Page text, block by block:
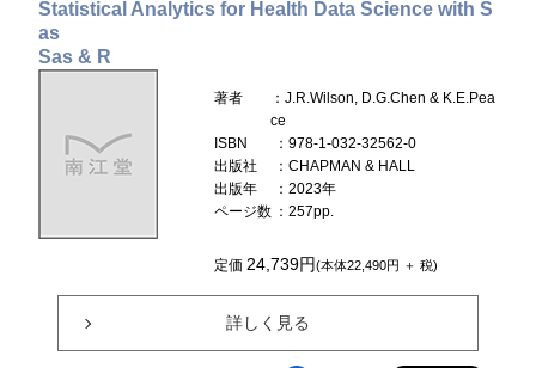
Statistical Analytics for Health Data Science with S
as
Sas & R
著者
：J.R.Wilson, D.G.Chen & K.E.Pea
ce
ISBN
：978-1-032-32562-0
出版社
：CHAPMAN & HALL
出版年
：2023年
ページ数 ：257pp.
定価 24,739円(本体22,490円 ＋ 税)
詳しく見る